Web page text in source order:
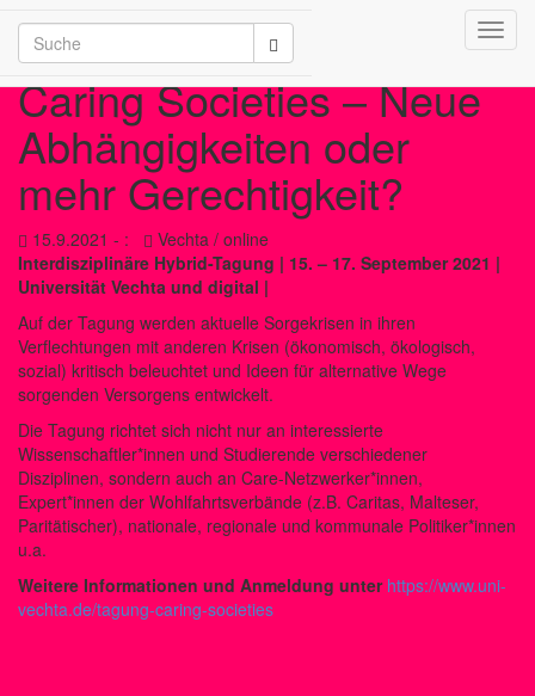
/2026
Caring Societies – Neue
Abhängigkeiten oder
mehr Gerechtigkeit?
15.9.2021 - :
Vechta / online
Interdisziplinäre Hybrid-Tagung | 15. – 17. September 2021 |
Universität Vechta und digital |
Auf der Tagung werden aktuelle Sorgekrisen in ihren
Verflechtungen mit anderen Krisen (ökonomisch, ökologisch,
sozial) kritisch beleuchtet und Ideen für alternative Wege
sorgenden Versorgens entwickelt.
Die Tagung richtet sich nicht nur an interessierte
Wissenschaftler*innen und Studierende verschiedener
Disziplinen, sondern auch an Care-Netzwerker*innen,
Expert*innen der Wohlfahrtsverbände (z.B. Caritas, Malteser,
Paritätischer), nationale, regionale und kommunale Politiker*innen
u.a.
Weitere Informationen und Anmeldung unter https://www.uni-
vechta.de/tagung-caring-societies